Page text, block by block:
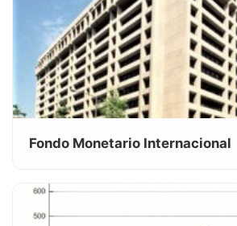
Fondo Monetario Internacional